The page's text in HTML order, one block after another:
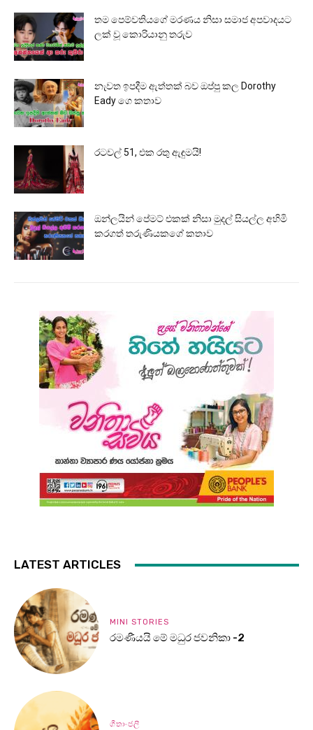
තම පෙම්වතියගේ මරණය නිසා සමාජ අපවාදයට
ලක් වූ කොරියානු තරුව
නැවත ඉපදීම ඇත්තක් බව ඔප්පු කල Dorothy
Eady ගෙ කතාව
රටවල් 51, එක රතු ඇඳුමයි!
ඔන්ලයින් පේමට් එකක් නිසා මුදල් සියල්ල අහිමි
කරගත් තරුණියකගේ කතාව
LATEST ARTICLES
MINI STORIES
රමණීයයි මේ මධුර ජවනිකා -2
ගීතාංජලී